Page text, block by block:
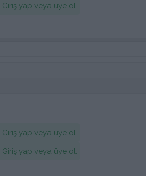
Giriş yap veya üye ol.
Giriş yap veya üye ol.
Giriş yap veya üye ol.